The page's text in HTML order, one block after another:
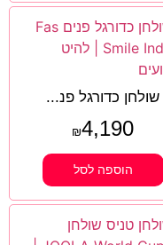
שולחן כדורגל פנ...
₪4,190
הוספה לסל